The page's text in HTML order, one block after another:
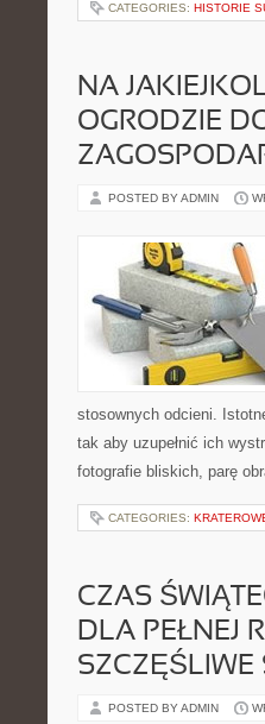
CATEGORIES: HISTORIE
NA
OGRODZIE
POSTED BY ADMIN
stosownych odcieni.
tak aby uzupełnić ich
fotografie bliskich, parę
CATEGORIES:
CZAS
DLA PEŁNEJ
SZCZĘŚLIWE
POSTED BY ADMIN